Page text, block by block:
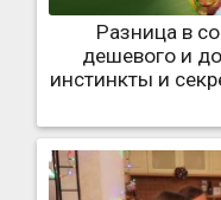
Разница в
дешевого и
инстинкты и